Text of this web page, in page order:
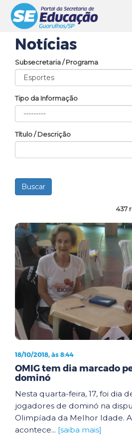
Notícias
Subsecretaria / Programa
Tipo da Informação
Título / Descrição
437
18/10/2018, às 8:44
OMIG tem dia marcado
dominó
Nesta quarta-feira, 17, foi dia
jogadores de dominó na
Olimpíada da Melhor Idade.
acontece... [saiba mais]